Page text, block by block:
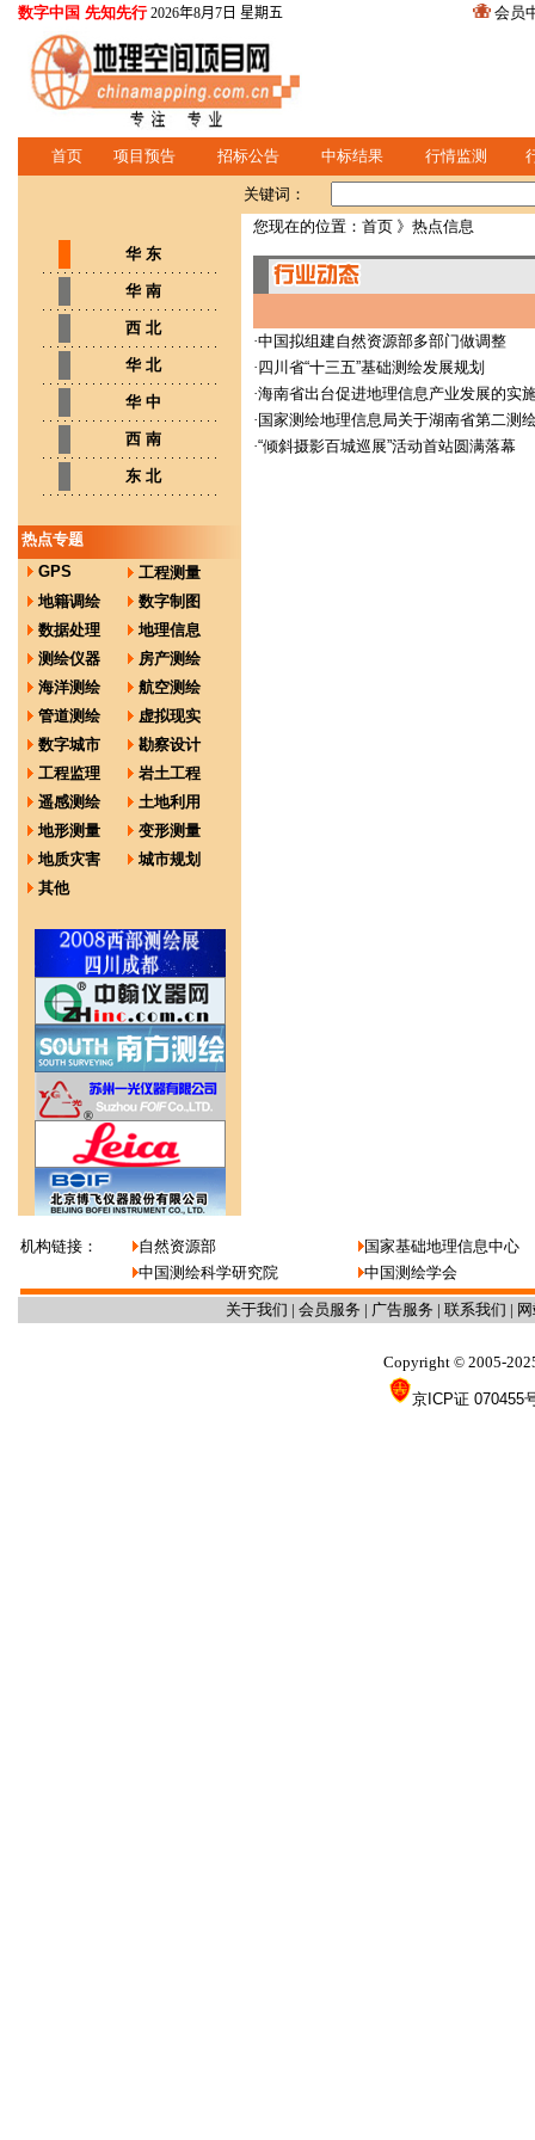
数字中国 先知先行 2026年8月7日 星期五 会员
首页 项目预告 招标公告 中标结果 行情监测
关键词：
华 东
华 南
西 北
华 北
华 中
西 南
东 北
热点专题
GPS
工程测量
地籍调绘
数字制图
数据处理
地理信息
测绘仪器
房产测绘
海洋测绘
航空测绘
管道测绘
虚拟现实
数字城市
勘察设计
工程监理
岩土工程
遥感测绘
土地利用
地形测量
变形测量
地质灾害
城市规划
其他
您现在的位置： 首页 》热点信息
·中国拟组建自然资源部多部门做调整
·四川省“十三五”基础测绘发展规划
·海南省出台促进地理信息产业发展的实
· 国家测绘地理信息局关于湖南省第二测
·“倾斜摄影百城巡展”活动首站圆满落幕
机构链接： 自然资源部
国家基础地理信息中心
中国测绘科学研究院
中国测绘学会
关于我们 | 会员服务 | 广告服务 | 联系我们 |
Copyright © 2005-
京ICP证 070455